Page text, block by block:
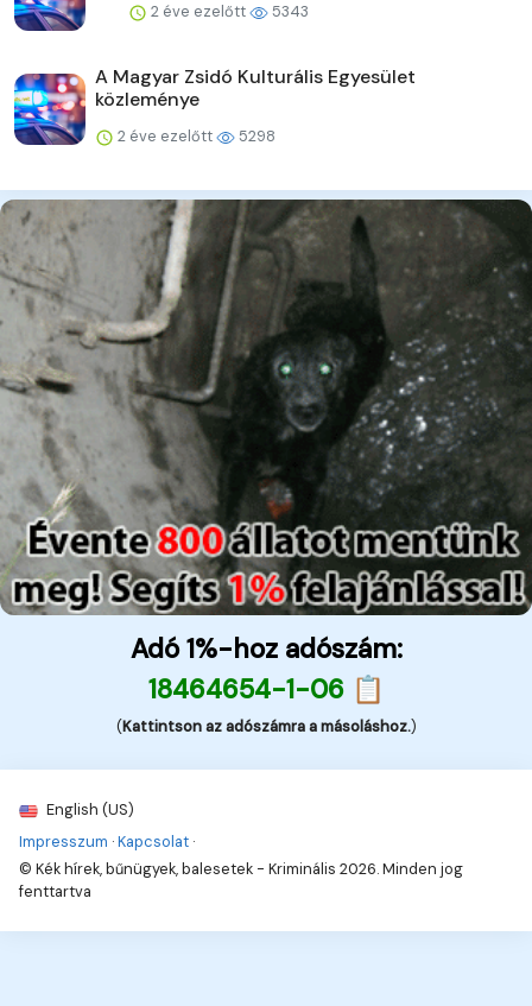
2 éve ezelőtt 5343
A Magyar Zsidó Kulturális Egyesület
közleménye
2 éve ezelőtt 5298
Adó 1%-hoz adószám:
18464654-1-06 📋
(Kattintson az adószámra a másoláshoz.)
English (US)
Impresszum ·Kapcsolat ·
© Kék hírek, bűnügyek, balesetek - Kriminális 2026. Minden jog
fenttartva